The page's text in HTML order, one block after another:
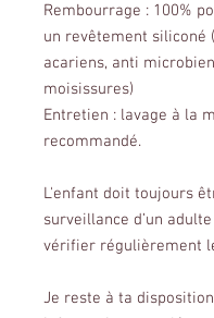
Rembourrage : 100%
un revêtement siliconé
acariens, anti
moisissures)
Entretien : lavage à la
recommandé.
L'enfant doit toujours
surveillance d’un
vérifier régulièrement
Je reste à ta